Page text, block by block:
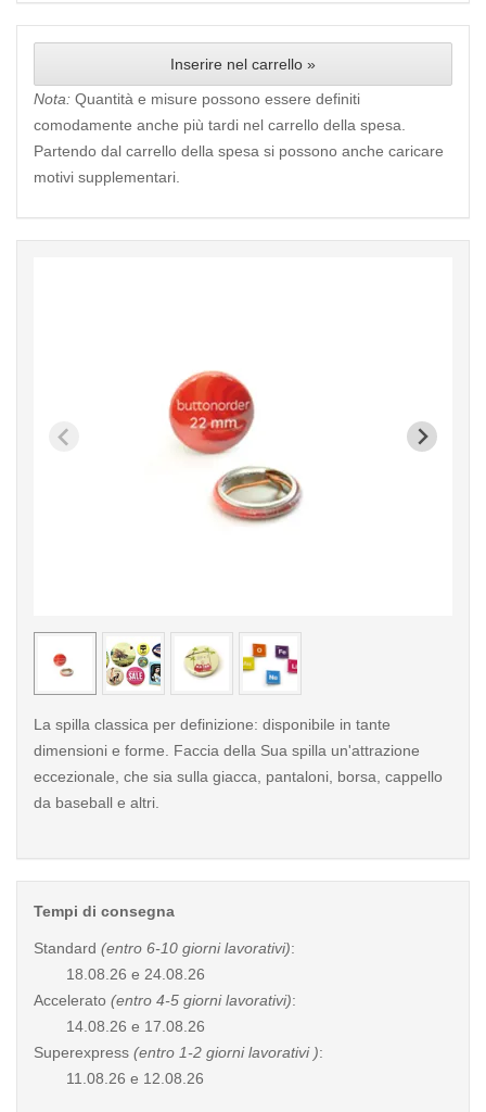
Inserire nel carrello »
Nota: Quantità e misure possono essere definiti
comodamente anche più tardi nel carrello della spesa.
Partendo dal carrello della spesa si possono anche caricare
motivi supplementari.
< /picture>
La spilla classica per definizione: disponibile in tante
dimensioni e forme. Faccia della Sua spilla un'attrazione
eccezionale, che sia sulla giacca, pantaloni, borsa, cappello
da baseball e altri.
Tempi di consegna
Standard (entro 6-10 giorni lavorativi):
18.08.26 e 24.08.26
Accelerato (entro 4-5 giorni lavorativi):
14.08.26 e 17.08.26
Superexpress (entro 1-2 giorni lavorativi ):
11.08.26 e 12.08.26